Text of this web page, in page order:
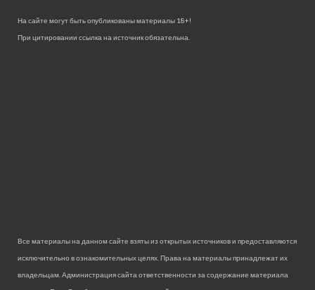
На сайте могут быть опубликованы материалы 18+!
При цитировании ссылка на источник обязательна.
Все материалы на данном сайте взяты из открытых источников и предоставляются
исключительно в ознакомительных целях. Права на материалы принадлежат их
владельцам. Администрация сайта ответственности за содержание материала